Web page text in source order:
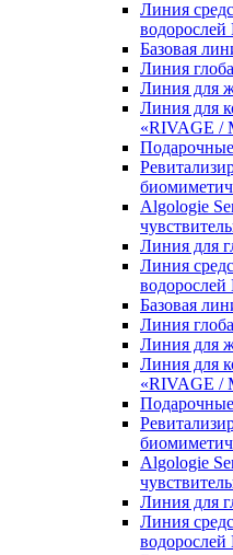
Линия
Базовая
Линия
Линия для
Линия для
«RIVAGE
Algologie
Линия для
Линия
Базовая
Линия
Линия для
Линия для
«RIVAGE
Algologie
Линия для
Линия